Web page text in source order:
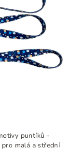
puntíků -
malá a střední